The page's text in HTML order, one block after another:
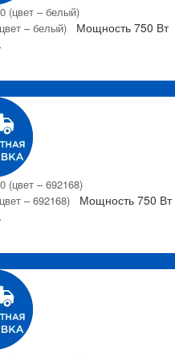
– белый) Мощность 750 Вт
– 692168) Мощность 750 Вт